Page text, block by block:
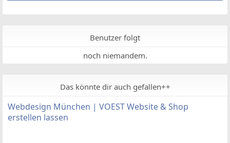
Benutzer folgt
noch niemandem.
Das könnte dir auch gefallen++
Webdesign München | VOEST Website & Shop
erstellen lassen